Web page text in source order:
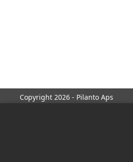
Copyright 2026 - Pilanto Aps